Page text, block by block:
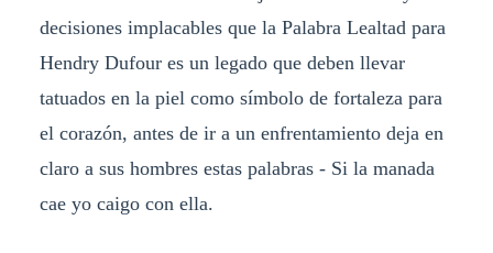
decisiones implacables que la Palabra Lealtad para
Hendry Dufour es un legado que deben llevar
tatuados en la piel como símbolo de fortaleza para
el corazón, antes de ir a un enfrentamiento deja en
claro a sus hombres estas palabras - Si la manada
cae yo caigo con ella.